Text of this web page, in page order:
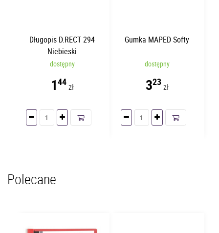
Długopis D.RECT 294
Niebieski
dostępny
144zł
Gumka MAPED Softy
dostępny
323zł
Polecane